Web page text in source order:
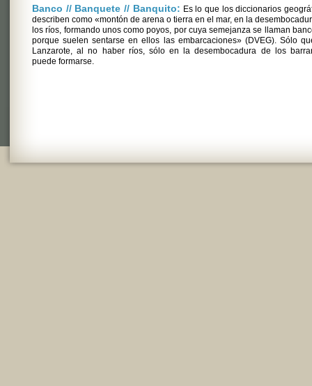
Banco // Banquete // Banquito: Es lo que los diccionarios
describen como «montón de arena o tierra en el mar, en la
los ríos, formando unos como poyos, por cuya semejanza se llaman
porque suelen sentarse en ellos las embarcaciones» (DVEG). Sólo
Lanzarote, al no haber ríos, sólo en la desembocadura de los
puede formarse.